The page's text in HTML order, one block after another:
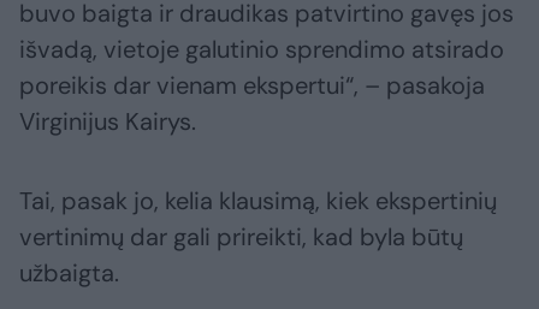
buvo baigta ir draudikas patvirtino gavęs jos
išvadą, vietoje galutinio sprendimo atsirado
poreikis dar vienam ekspertui“, – pasakoja
Virginijus Kairys.
Tai, pasak jo, kelia klausimą, kiek ekspertinių
vertinimų dar gali prireikti, kad byla būtų
užbaigta.